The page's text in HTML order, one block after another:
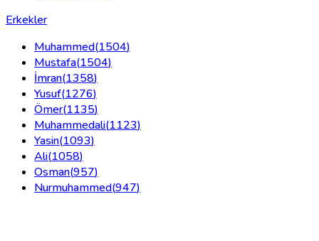
Erkekler
Muhammed(1504)
Mustafa(1504)
İmran(1358)
Yusuf(1276)
Ömer(1135)
Muhammedali(1123)
Yasin(1093)
Ali(1058)
Osman(957)
Nurmuhammed(947)